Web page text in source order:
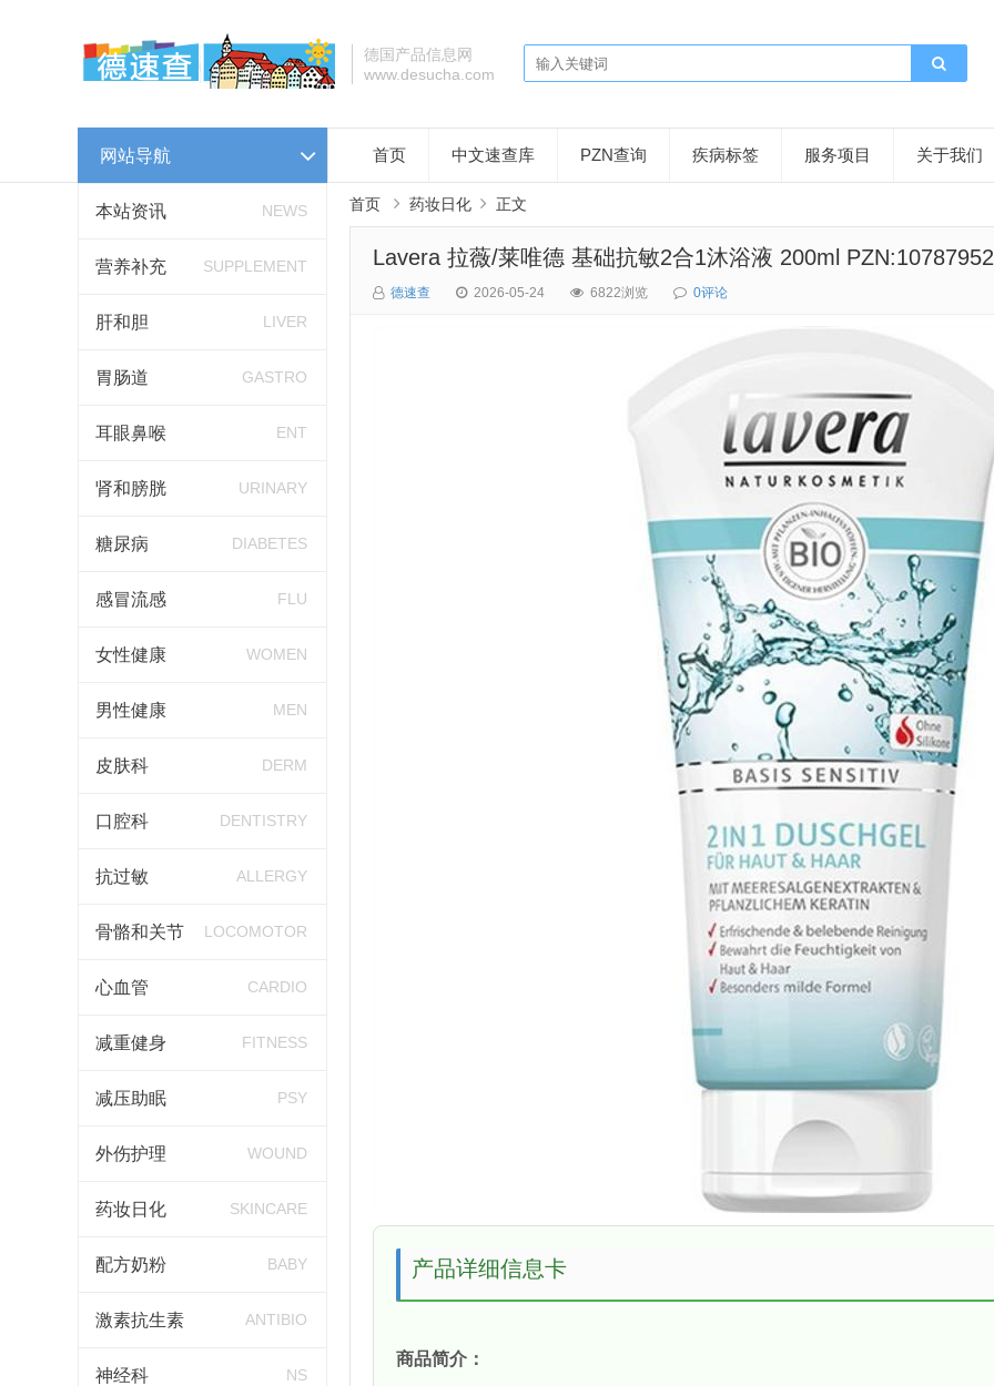
德国产品信息网
www.desucha.com
网站导航
本站资讯 NEWS
营养补充 SUPPLEMENT
肝和胆 LIVER
胃肠道 GASTRO
耳眼鼻喉 ENT
肾和膀胱 URINARY
糖尿病 DIABETES
感冒流感 FLU
女性健康 WOMEN
男性健康 MEN
皮肤科 DERM
口腔科 DENTISTRY
抗过敏 ALLERGY
骨骼和关节 LOCOMOTOR
心血管 CARDIO
减重健身 FITNESS
减压助眠 PSY
外伤护理 WOUND
药妆日化 SKINCARE
配方奶粉 BABY
激素抗生素 ANTIBIO
神经科 NS
首页 中文速查库 PZN查询 疾病标签 服务项目 关于我们
首页 药妆日化 正文
Lavera 拉薇/莱唯德 基础抗敏2合1沐浴液 200ml PZN:10787952
德速查 2026-05-24 6822浏览 0评论
产品详细信息卡
商品简介：